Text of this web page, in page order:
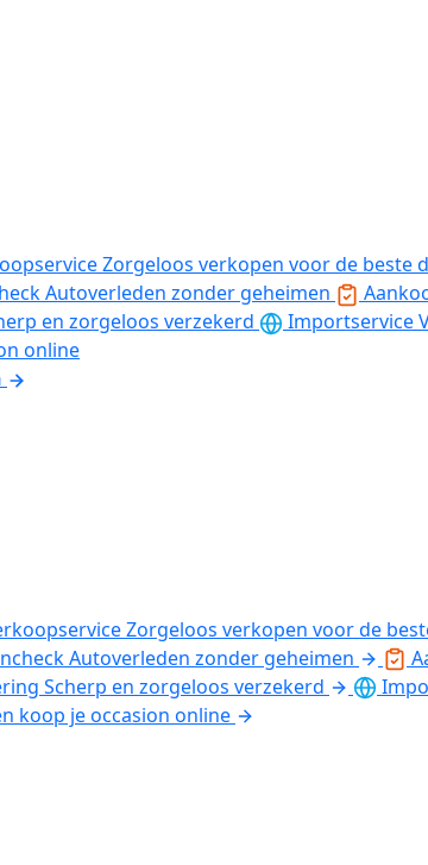
Zorgeloos verkopen voor de beste
Autoverleden zonder geheimen
en zorgeloos verzekerd Importservice
online
Zorgeloos verkopen voor de
Autoverleden zonder geheimen
Scherp en zorgeloos verzekerd
koop je occasion online